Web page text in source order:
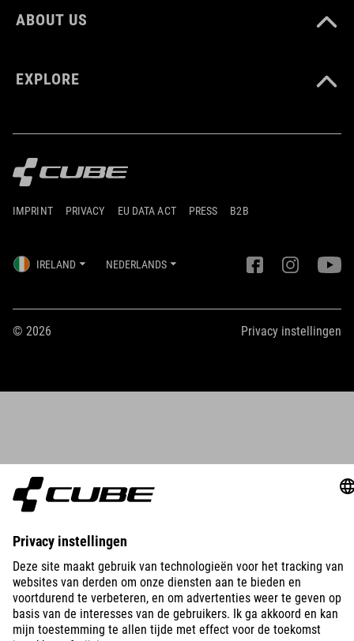
ABOUT US
EXPLORE
IMPRINT PRIVACY EU DATA ACT PRESS B2B
IRELAND NEDERLANDS
© 2026 Privacy instellingen